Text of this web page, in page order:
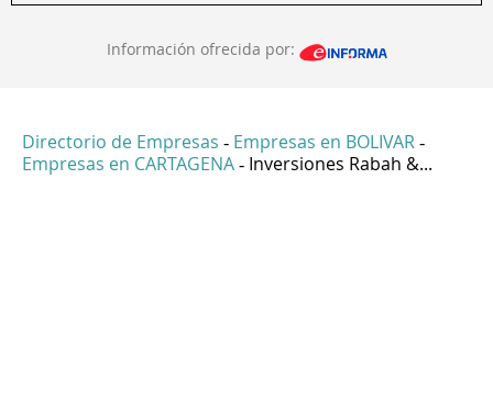
Información ofrecida por:
Directorio de Empresas - Empresas en BOLIVAR -
Empresas en CARTAGENA - Inversiones Rabah &...